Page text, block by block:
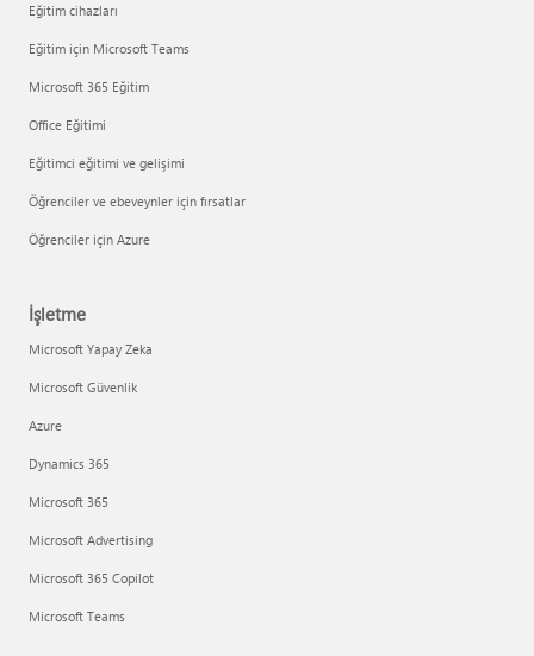
Eğitim cihazları
Eğitim için Microsoft Teams
Microsoft 365 Eğitim
Office Eğitimi
Eğitimci eğitimi ve gelişimi
Öğrenciler ve ebeveynler için fırsatlar
Öğrenciler için Azure
İşletme
Microsoft Yapay Zeka
Microsoft Güvenlik
Azure
Dynamics 365
Microsoft 365
Microsoft Advertising
Microsoft 365 Copilot
Microsoft Teams